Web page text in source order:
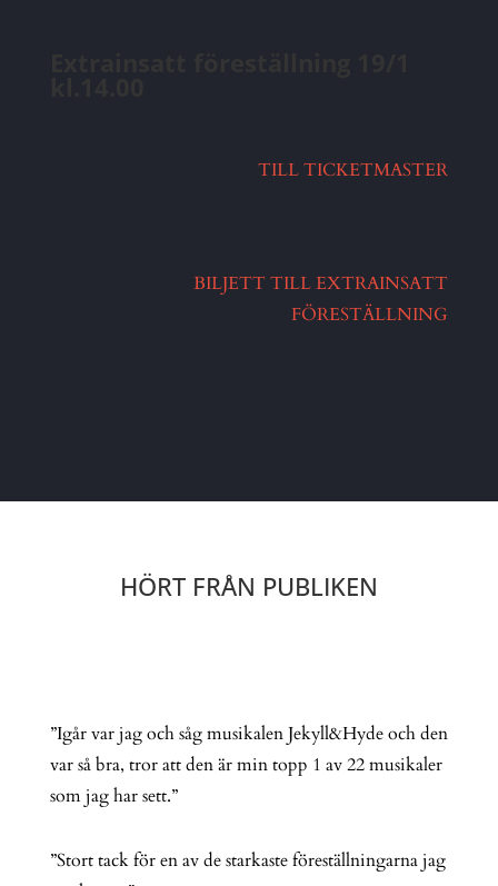
TILL TICKETMASTER
BILJETT TILL EXTRAINSATT
FÖRESTÄLLNING
HÖRT FRÅN PUBLIKEN
”Igår var jag och såg musikalen Jekyll&Hyde och den
var så bra, tror att den är min topp 1 av 22 musikaler
som jag har sett.”
”Stort tack för en av de starkaste föreställningarna jag